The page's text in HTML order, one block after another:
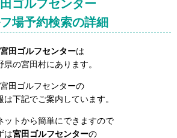
ゴルフセンター
場予約検索の詳細
宮田ゴルフセンターは
県の宮田村にあります。
宮田ゴルフセンターの
は下記でご案内しています。
ットから簡単にできますので
は宮田ゴルフセンターの